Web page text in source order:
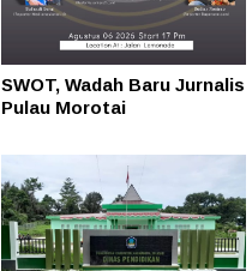
SWOT, Wadah Baru Jurnalis
Pulau Morotai